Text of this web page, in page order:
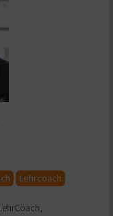
Lehrcoach